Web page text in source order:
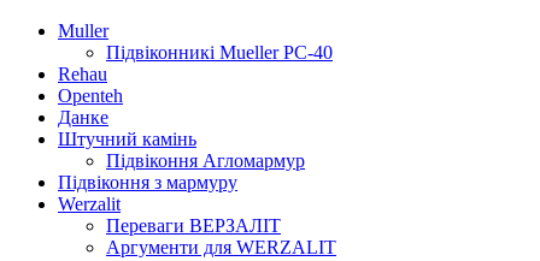
Muller
Підвіконникі Mueller PC-40
Rehau
Openteh
Данке
Штучний камінь
Підвіконня Агломармур
Підвіконня з мармуру
Werzalit
Переваги ВЕРЗАЛІТ
Аргументи для WERZALIT